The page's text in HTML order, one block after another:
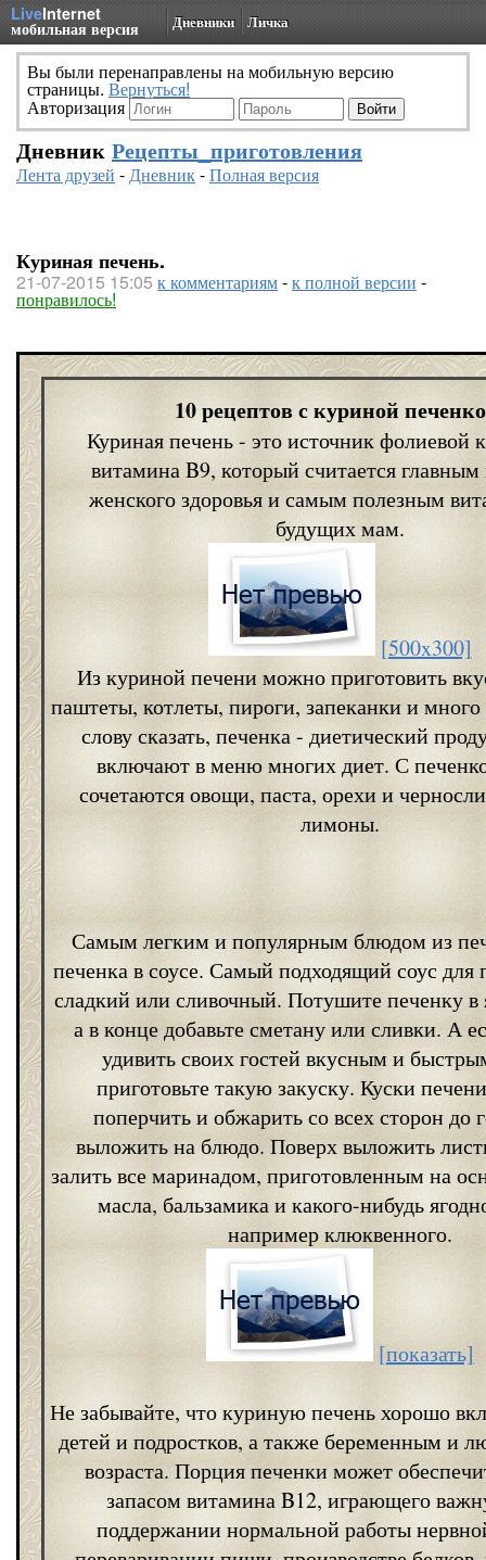
LiveInternet
мобильная версия Дневники Личка
Вы были перенаправлены на мобильную версию
страницы. Вернуться!
Авторизация
Дневник Рецепты_приготовления
Лента друзей -Дневник-Полная версия
Куриная печень.
21-07-2015 15:05 к комментариям-к полной версии -
понравилось!
10 рецептов с куриной
Куриная печень - это источник фолиевой
витамина B9, который считается
женского здоровья и самым полезным
будущих мам.
[500x300]
Из куриной печени можно приготовить
паштеты, котлеты, пироги, запеканки и
слову сказать, печенка - диетический
включают в меню многих диет. С
сочетаются овощи, паста, орехи и
лимоны.
Самым легким и популярным блюдом из
печенка в соусе. Самый подходящий соус для
сладкий или сливочный. Потушите печенку в
а в конце добавьте сметану или сливки. А
удивить своих гостей вкусным и
приготовьте такую закуску. Куски
поперчить и обжарить со всех сторон до
выложить на блюдо. Поверх выложить
залить все маринадом, приготовленным на
масла, бальзамика и какого-нибудь
например клюквенного.
[показать]
Не забывайте, что куриную печень хорошо
детей и подростков, а также беременным и
возраста. Порция печенки может
запасом витамина B12, играющего
поддержании нормальной работы